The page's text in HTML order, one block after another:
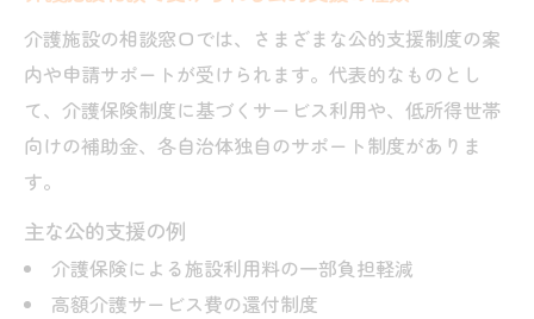
介護施設の相談窓口では、さまざまな公的支援制度の案
内や申請サポートが受けられます。代表的なものとし
て、介護保険制度に基づくサービス利用や、低所得世帯
向けの補助金、各自治体独自のサポート制度がありま
す。
主な公的支援の例
介護保険による施設利用料の一部負担軽減
高額介護サービス費の還付制度